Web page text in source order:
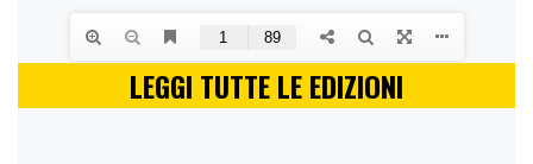
LEGGI TUTTE LE EDIZIONI